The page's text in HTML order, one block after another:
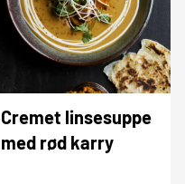
Cremet linsesuppe
med rød karry